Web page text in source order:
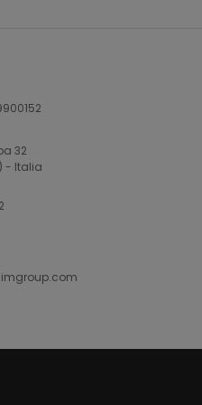
32
- Italia